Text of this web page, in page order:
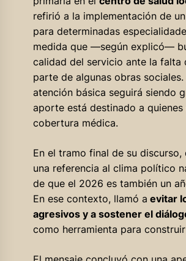
refirió a la implementación de un
para determinadas
medida que —según explicó—
calidad del servicio ante la falta
parte de algunas obras
atención básica seguirá siendo
aporte está destinado a quienes
cobertura médica.
En el tramo final de su
una referencia al clima político
de que el 2026 es también un
En ese contexto, llamó a evitar
agresivos y a sostener el
como herramienta para